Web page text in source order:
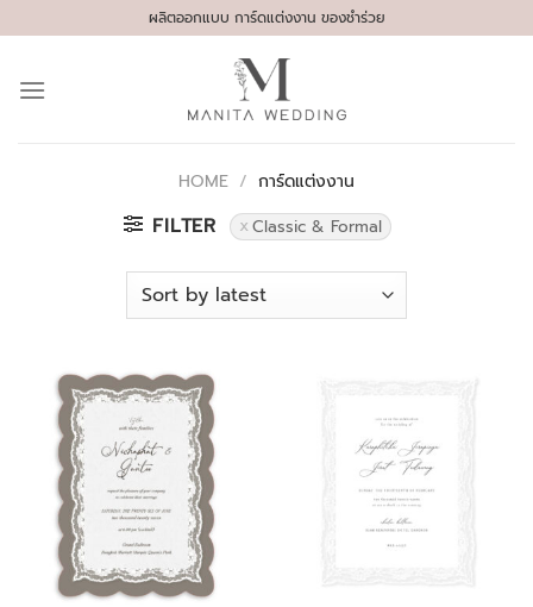
to
ผลิตออกแบบ การ์ดแต่งงาน ของชำร่วย
HOME / การ์ดแต่งงาน
FILTER Classic & Formal